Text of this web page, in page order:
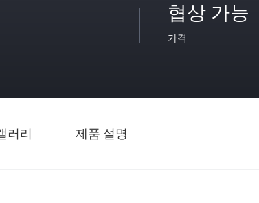
협상 가능
가격
러리 제품 설명